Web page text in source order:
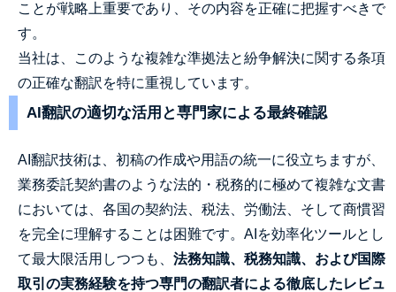
ことが戦略上重要であり、その内容を正確に把握すべきで
す。
当社は、このような複雑な準拠法と紛争解決に関する条項
の正確な翻訳を特に重視しています。
AI翻訳の適切な活用と専門家による最終確認
AI翻訳技術は、初稿の作成や用語の統一に役立ちますが、
業務委託契約書のような法的・税務的に極めて複雑な文書
においては、各国の契約法、税法、労働法、そして商慣習
を完全に理解することは困難です。AIを効率化ツールとし
て最大限活用しつつも、 法務知識、税務知識、および国際
取引の実務経験を持つ専門の翻訳者による徹底したレビュ